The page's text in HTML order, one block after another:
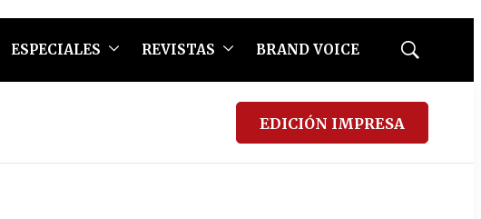
ESPECIALES REVISTAS BRAND VOICE
Mostrar
EDICIÓN IMPRESA